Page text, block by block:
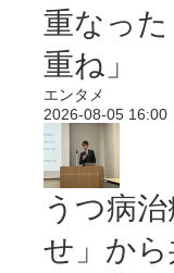
重なっ
重ね」
エンタメ
2026-08-05 16:00
うつ病
せ」から